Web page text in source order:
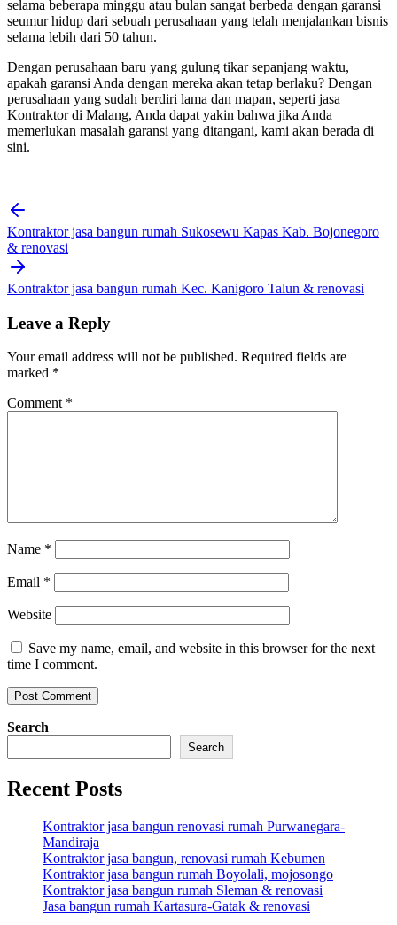
selama beberapa minggu atau bulan sangat berbeda dengan garansi
seumur hidup dari sebuah perusahaan yang telah menjalankan bisnis
selama lebih dari 50 tahun.
Dengan perusahaan baru yang gulung tikar sepanjang waktu,
apakah garansi Anda dengan mereka akan tetap berlaku? Dengan
perusahaan yang sudah berdiri lama dan mapan, seperti jasa
Kontraktor di Malang, Anda dapat yakin bahwa jika Anda
memerlukan masalah garansi yang ditangani, kami akan berada di
sini.
Post
navigation
Kontraktor jasa bangun rumah Sukosewu Kapas Kab. Bojonegoro
& renovasi
Kontraktor jasa bangun rumah Kec. Kanigoro Talun & renovasi
Leave a Reply
Your email address will not be published. Required fields are
marked *
Comment *
Name *
Email *
Website
Save my name, email, and website in this browser for the next
time I comment.
Search
Search
Recent Posts
Kontraktor jasa bangun renovasi rumah Purwanegara-
Mandiraja
Kontraktor jasa bangun, renovasi rumah Kebumen
Kontraktor jasa bangun rumah Boyolali, mojosongo
Kontraktor jasa bangun rumah Sleman & renovasi
Jasa bangun rumah Kartasura-Gatak & renovasi